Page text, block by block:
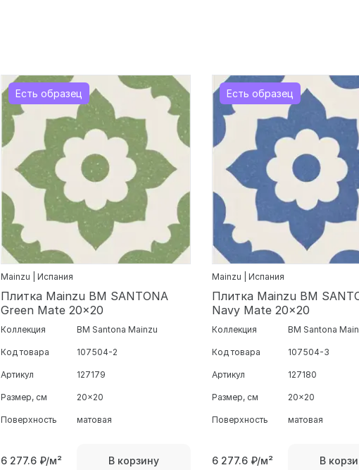
Есть образец
Mainzu | Испания
Плитка Mainzu BM SANTONA
Green Mate 20x20
Коллекция BM Santona Mainzu
Код товара 107504-2
Артикул 127179
Размер, см 20x20
Поверхность матовая
6 277.6 ₽/м² В корзину
Есть образец
Mainzu | Испания
Плитка Mainzu BM
Navy Mate 20x20
Коллекция BM Santona
Код товара 107504-3
Артикул 127180
Размер, см 20x20
Поверхность матовая
6 277.6 ₽/м² В